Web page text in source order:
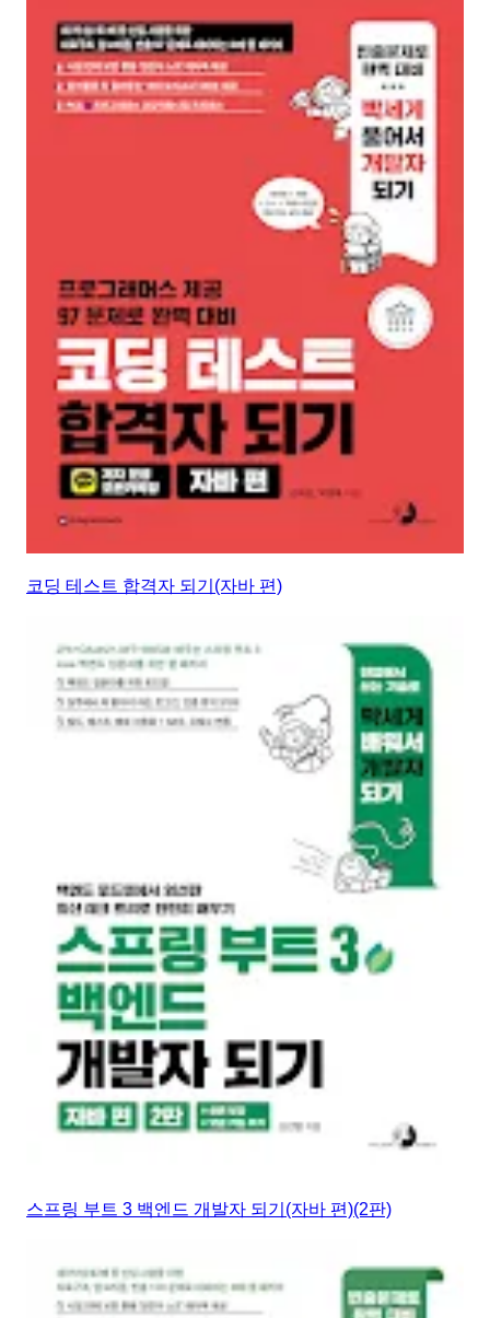
코딩 테스트 합격자 되기(자바 편)
스프링 부트 3 백엔드 개발자 되기(자바 편)(2판)